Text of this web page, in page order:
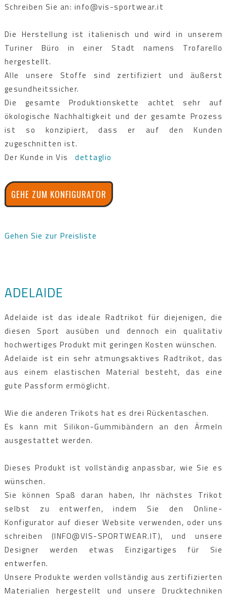
Schreiben Sie an: info@vis-sportwear.it
Die Herstellung ist italienisch und wird in unserem
Turiner Büro in einer Stadt namens Trofarello
hergestellt.
Alle unsere Stoffe sind zertifiziert und äußerst
gesundheitssicher.
Die gesamte Produktionskette achtet sehr auf
ökologische Nachhaltigkeit und der gesamte Prozess
ist so konzipiert, dass er auf den Kunden
zugeschnitten ist.
Der Kunde in Visdettaglio
GEHE ZUM KONFIGURATOR
Gehen Sie zur Preisliste
ADELAIDE
Adelaide ist das ideale Radtrikot für diejenigen, die
diesen Sport ausüben und dennoch ein qualitativ
hochwertiges Produkt mit geringen Kosten wünschen.
Adelaide ist ein sehr atmungsaktives Radtrikot, das
aus einem elastischen Material besteht, das eine
gute Passform ermöglicht.
Wie die anderen Trikots hat es drei Rückentaschen.
Es kann mit Silikon-Gummibändern an den Ärmeln
ausgestattet werden.
Dieses Produkt ist vollständig anpassbar, wie Sie es
wünschen.
Sie können Spaß daran haben, Ihr nächstes Trikot
selbst zu entwerfen, indem Sie den Online-
Konfigurator auf dieser Website verwenden, oder uns
schreiben (INFO@VIS-SPORTWEAR.IT), und unsere
Designer werden etwas Einzigartiges für Sie
entwerfen.
Unsere Produkte werden vollständig aus zertifizierten
Materialien hergestellt und unsere Drucktechniken